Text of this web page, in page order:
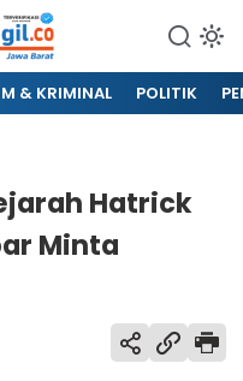
& KRIMINAL POLITIK
Hatrick
Minta